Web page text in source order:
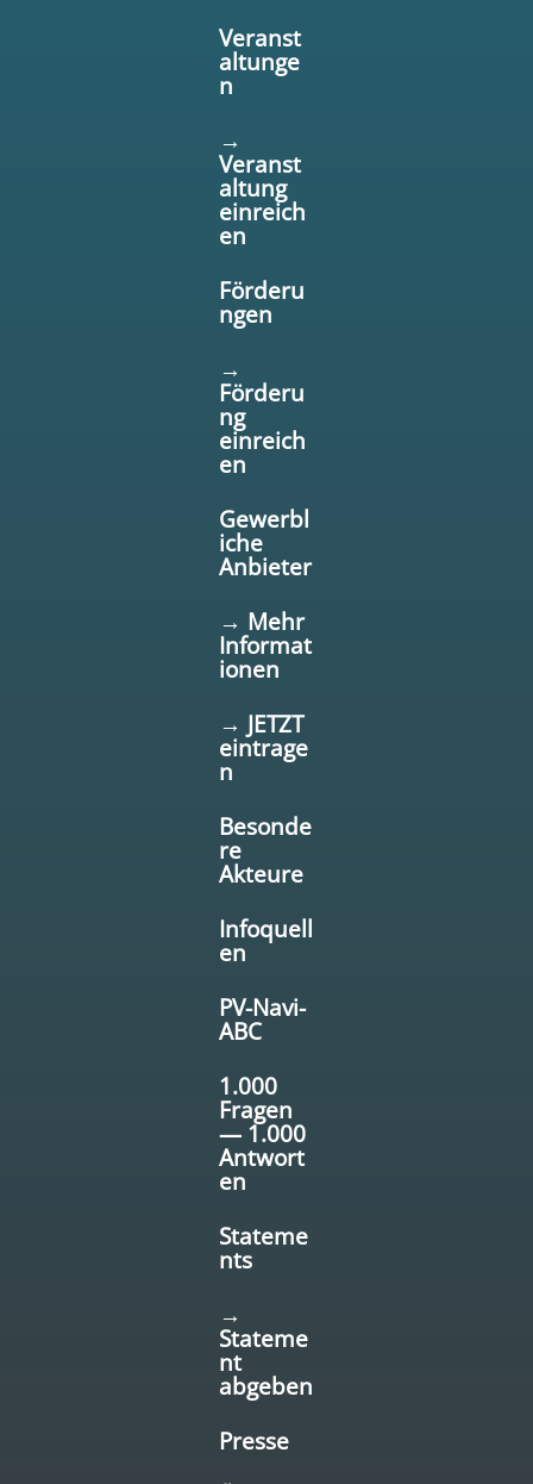
Veranst
altunge
n
→
Veranst
altung
einreich
en
Förderu
ngen
→
Förderu
ng
einreich
en
Gewerbl
iche
Anbieter
→ Mehr
Informat
ionen
→ JETZT
eintrage
n
Besonde
re
Akteure
Infoquell
en
PV-Navi-
ABC
1.000
Fragen
— 1.000
Antwort
en
Stateme
nts
→
Stateme
nt
abgeben
Presse